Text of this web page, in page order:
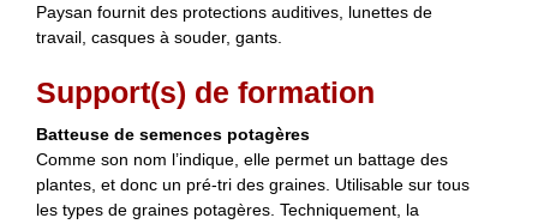
Paysan fournit des protections auditives, lunettes de
travail, casques à souder, gants.
Support(s) de formation
Batteuse de semences potagères
Comme son nom l’indique, elle permet un battage des
plantes, et donc un pré-tri des graines. Utilisable sur tous
les types de graines potagères. Techniquement, la